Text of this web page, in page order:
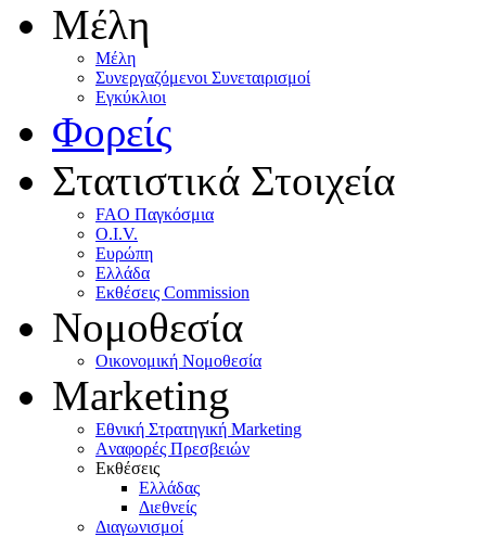
Μέλη
Mέλη
Συνεργαζόμενοι Συνεταιρισμοί
Εγκύκλιοι
Φορείς
Στατιστικά Στοιχεία
FAO Παγκόσμια
O.I.V.
Ευρώπη
Ελλάδα
Eκθέσεις Commission
Νομοθεσία
Οικονομική Νομοθεσία
Marketing
Eθνική Στρατηγική Marketing
Aναφορές Πρεσβειών
Eκθέσεις
Eλλάδας
Διεθνείς
Διαγωνισμοί